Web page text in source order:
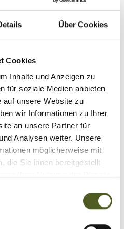
Über Cookies
Cookies
Inhalte und Anzeigen zu
für soziale Medien anbieten
auf unsere Website zu
wir Informationen zu Ihrer
an unsere Partner für
Analysen weiter. Unsere
möglicherweise mit
die Sie ihnen bereitgestellt
vor neugierigen
und Privatsphäre.